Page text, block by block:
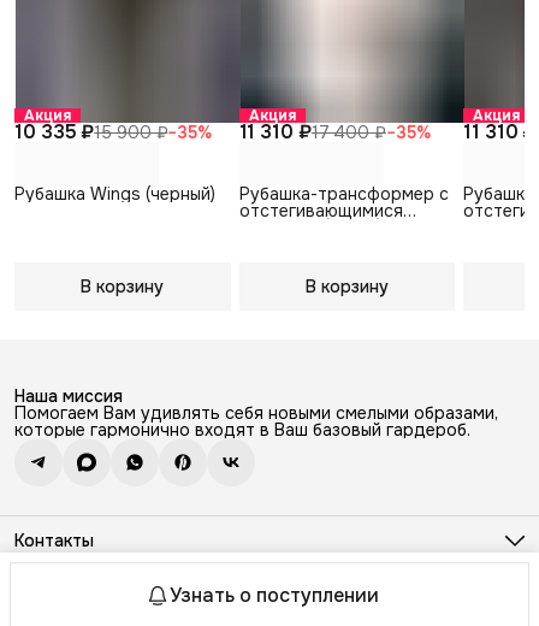
Узнать о поступлении
Акция
10 335 ₽15 900 ₽−35%
Рубашка Wings (черный)
В корзину
Акция
11 310 ₽17 400 ₽−35%
Рубашка-трансформер с
отстегивающимися
В корзину
Акция
11 310 ₽
Наша миссия
Помогаем Вам удивлять себя новыми смелыми образами,
которые гармонично входят в Ваш базовый гардероб.
Контакты
г. Москва, Покровский бульвар, 8 стр. 2
© ZHIVOPISNAYAОплата ДоставкаПравила возврата